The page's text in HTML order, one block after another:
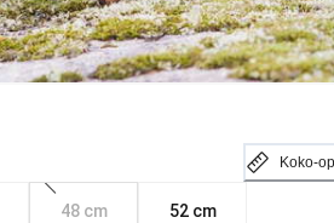
Koko-
48 cm 52 cm